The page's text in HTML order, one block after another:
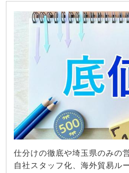
仕分けの徹底や埼玉県のみの
自社スタッフ化、海外貿易ル